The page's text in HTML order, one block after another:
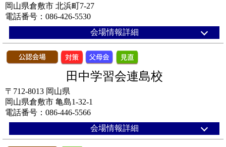
岡山県倉敷市 北浜町7-27
電話番号：086-426-5530
会場情報詳細
田中学習会連島校
〒712-8013 岡山県
岡山県倉敷市 亀島1-32-1
電話番号：086-446-5566
会場情報詳細